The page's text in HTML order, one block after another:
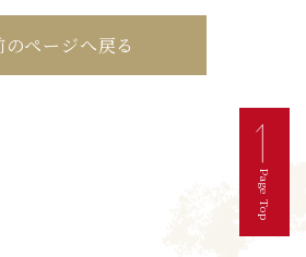
のページへ戻る
Page Top